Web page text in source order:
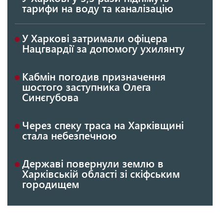
тарифи на воду та каналізацію
У Харкові затримали офіцера
Нацгвардії за допомогу ухилянту
Кабмін погодив призначення
шостого заступника Олега
Синєгубова
Через спеку траса на Харківщині
стала небезпечною
Державі повернули землю в
Харківській області зі скіфським
городищем